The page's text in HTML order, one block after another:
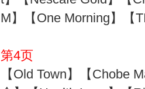
M】【One Morning】【
第4页
【Old Town】【Chobe